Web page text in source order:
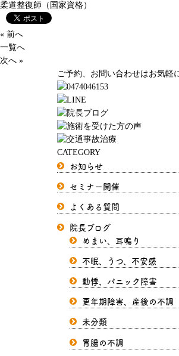
柔道整復師（国家資格）
« 前へ
一覧へ
次へ »
ご予約、お問い合わせはお気軽
CATEGORY
お知らせ
セミナー開催
よくある質問
院長ブログ
めまい、耳鳴り
不眠、うつ、不安感
動悸、パニック障害
更年期障害、産後の不調
未分類
胃腸の不調